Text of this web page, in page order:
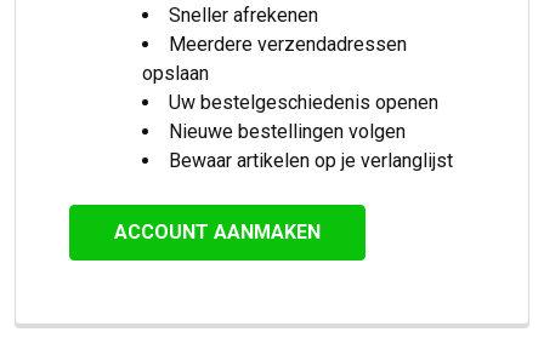
Sneller afrekenen
Meerdere verzendadressen
opslaan
Uw bestelgeschiedenis openen
Nieuwe bestellingen volgen
Bewaar artikelen op je verlanglijst
ACCOUNT AANMAKEN